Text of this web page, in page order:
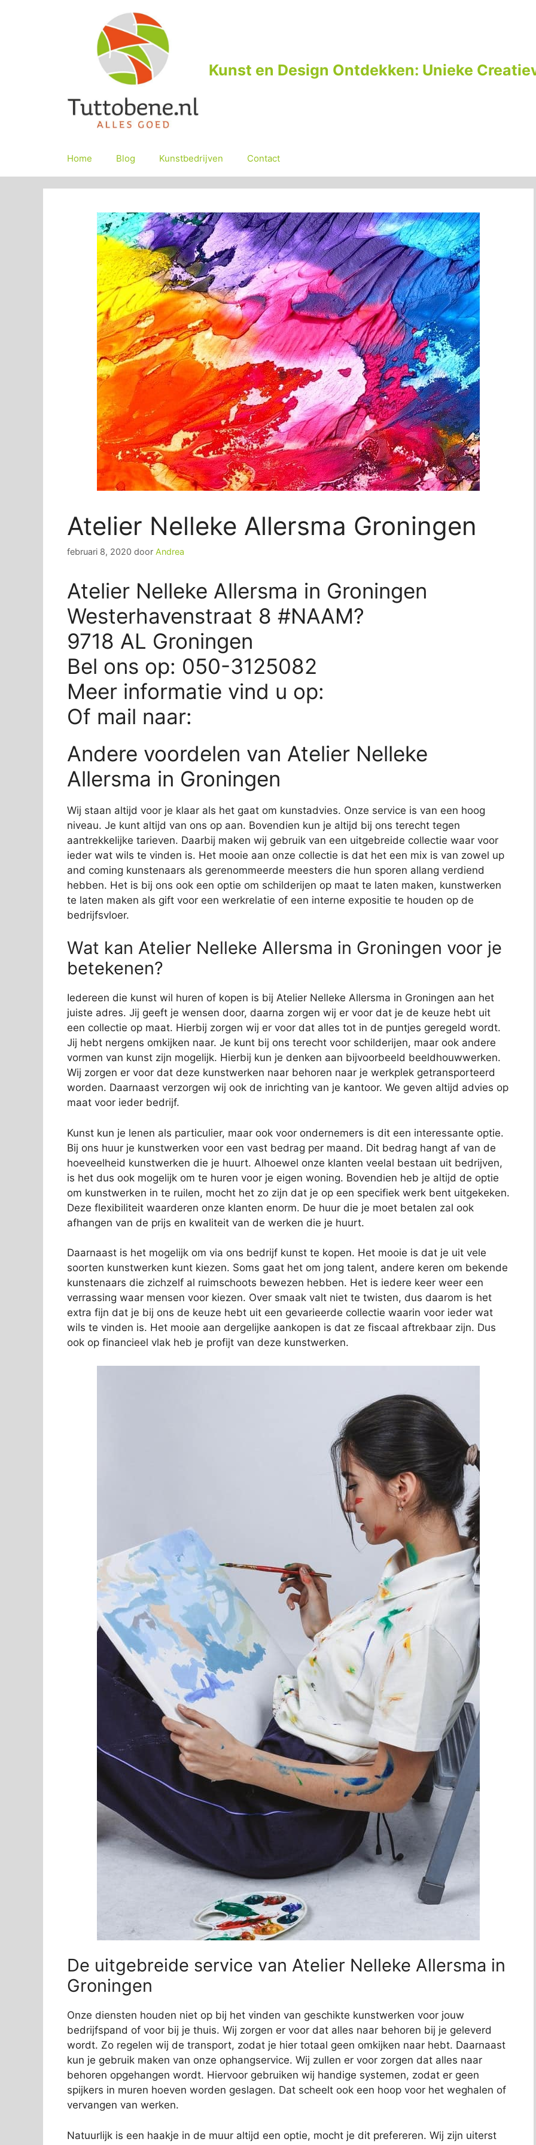
Kunst en Design Ontdekken: Unieke
Home Blog Kunstbedrijven Contact
Atelier Nelleke Allersma Groningen
februari 8, 2020 door Andrea
Atelier Nelleke Allersma in Groningen
Westerhavenstraat 8 #NAAM?
9718 AL Groningen
Bel ons op: 050-3125082
Meer informatie vind u op:
Of mail naar:
Andere voordelen van Atelier Nelleke
Allersma in Groningen
Wij staan altijd voor je klaar als het gaat om kunstadvies. Onze service is van een hoog
niveau. Je kunt altijd van ons op aan. Bovendien kun je altijd bij ons terecht tegen
aantrekkelijke tarieven. Daarbij maken wij gebruik van een uitgebreide collectie waar voor
ieder wat wils te vinden is. Het mooie aan onze collectie is dat het een mix is van zowel up
and coming kunstenaars als gerenommeerde meesters die hun sporen allang verdiend
hebben. Het is bij ons ook een optie om schilderijen op maat te laten maken, kunstwerken
te laten maken als gift voor een werkrelatie of een interne expositie te houden op de
bedrijfsvloer.
Wat kan Atelier Nelleke Allersma in Groningen voor je
betekenen?
Iedereen die kunst wil huren of kopen is bij Atelier Nelleke Allersma in Groningen aan het
juiste adres. Jij geeft je wensen door, daarna zorgen wij er voor dat je de keuze hebt uit
een collectie op maat. Hierbij zorgen wij er voor dat alles tot in de puntjes geregeld wordt.
Jij hebt nergens omkijken naar. Je kunt bij ons terecht voor schilderijen, maar ook andere
vormen van kunst zijn mogelijk. Hierbij kun je denken aan bijvoorbeeld beeldhouwwerken.
Wij zorgen er voor dat deze kunstwerken naar behoren naar je werkplek getransporteerd
worden. Daarnaast verzorgen wij ook de inrichting van je kantoor. We geven altijd advies op
maat voor ieder bedrijf.
Kunst kun je lenen als particulier, maar ook voor ondernemers is dit een interessante optie.
Bij ons huur je kunstwerken voor een vast bedrag per maand. Dit bedrag hangt af van de
hoeveelheid kunstwerken die je huurt. Alhoewel onze klanten veelal bestaan uit bedrijven,
is het dus ook mogelijk om te huren voor je eigen woning. Bovendien heb je altijd de optie
om kunstwerken in te ruilen, mocht het zo zijn dat je op een specifiek werk bent uitgekeken.
Deze flexibiliteit waarderen onze klanten enorm. De huur die je moet betalen zal ook
afhangen van de prijs en kwaliteit van de werken die je huurt.
Daarnaast is het mogelijk om via ons bedrijf kunst te kopen. Het mooie is dat je uit vele
soorten kunstwerken kunt kiezen. Soms gaat het om jong talent, andere keren om bekende
kunstenaars die zichzelf al ruimschoots bewezen hebben. Het is iedere keer weer een
verrassing waar mensen voor kiezen. Over smaak valt niet te twisten, dus daarom is het
extra fijn dat je bij ons de keuze hebt uit een gevarieerde collectie waarin voor ieder wat
wils te vinden is. Het mooie aan dergelijke aankopen is dat ze fiscaal aftrekbaar zijn. Dus
ook op financieel vlak heb je profijt van deze kunstwerken.
De uitgebreide service van Atelier Nelleke Allersma in
Groningen
Onze diensten houden niet op bij het vinden van geschikte kunstwerken voor jouw
bedrijfspand of voor bij je thuis. Wij zorgen er voor dat alles naar behoren bij je geleverd
wordt. Zo regelen wij de transport, zodat je hier totaal geen omkijken naar hebt. Daarnaast
kun je gebruik maken van onze ophangservice. Wij zullen er voor zorgen dat alles naar
behoren opgehangen wordt. Hiervoor gebruiken wij handige systemen, zodat er geen
spijkers in muren hoeven worden geslagen. Dat scheelt ook een hoop voor het weghalen of
vervangen van werken.
Natuurlijk is een haakje in de muur altijd een optie, mocht je dit prefereren. Wij zijn uiterst